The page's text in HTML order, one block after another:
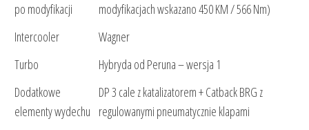
po modyfikacji
modyfikacjach wskazano 450 KM / 566 Nm)
Intercooler
Wagner
Turbo
Hybryda od Peruna – wersja 1
Dodatkowe
elementy wydechu
DP 3 cale z katalizatorem + Catback BRG z
regulowanymi pneumatycznie klapami